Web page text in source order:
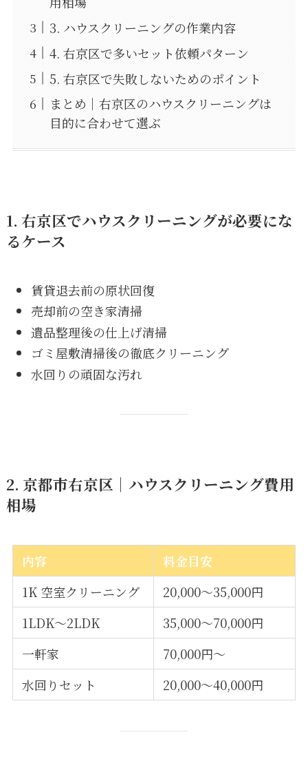
3. ハウスクリーニングの作業内容
4. 右京区で多いセット依頼パターン
5. 右京区で失敗しないためのポイント
まとめ｜右京区のハウスクリーニングは
目的に合わせて選ぶ
1. 右京区でハウスクリーニングが必要にな
るケース
賃貸退去前の原状回復
売却前の空き家清掃
遺品整理後の仕上げ清掃
ゴミ屋敷清掃後の徹底クリーニング
水回りの頑固な汚れ
2. 京都市右京区｜ハウスクリーニング費用
相場
内容
料金目安
1K 空室クリーニング
20,000〜35,000円
1LDK〜2LDK
35,000〜70,000円
一軒家
70,000円〜
水回りセット
20,000〜40,000円